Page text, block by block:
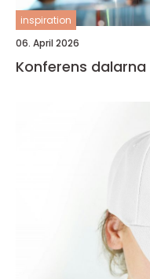
inspiration
06. April 2026